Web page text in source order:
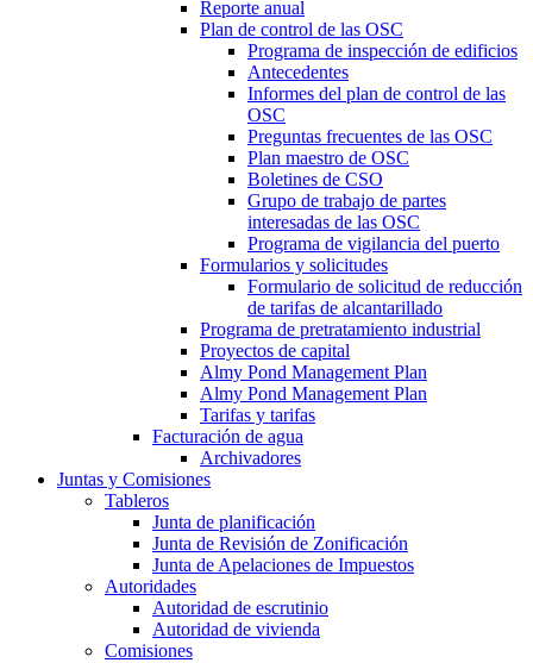
Reporte anual
Plan de control de las OSC
Programa de inspección de edificios
Antecedentes
Informes del plan de control de las
OSC
Preguntas frecuentes de las OSC
Plan maestro de OSC
Boletines de CSO
Grupo de trabajo de partes
interesadas de las OSC
Programa de vigilancia del puerto
Formularios y solicitudes
Formulario de solicitud de reducción
de tarifas de alcantarillado
Programa de pretratamiento industrial
Proyectos de capital
Almy Pond Management Plan
Almy Pond Management Plan
Tarifas y tarifas
Facturación de agua
Archivadores
Juntas y Comisiones
Tableros
Junta de planificación
Junta de Revisión de Zonificación
Junta de Apelaciones de Impuestos
Autoridades
Autoridad de escrutinio
Autoridad de vivienda
Comisiones